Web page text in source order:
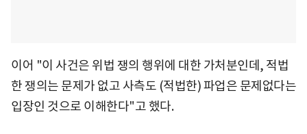
이어 "이 사건은 위법 쟁의 행위에 대한 가처분인데, 적법
한 쟁의는 문제가 없고 사측도 (적법한) 파업은 문제없다는
입장인 것으로 이해한다"고 했다.